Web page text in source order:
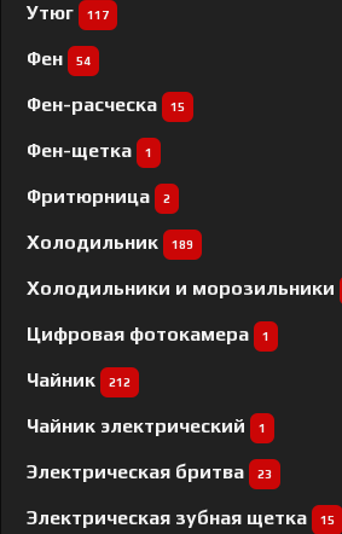
Утюг 117
Фен 54
Фен-расческа 15
Фен-щетка 1
Фритюрница 2
Холодильник 189
Холодильники и морозильники
Цифровая фотокамера 1
Чайник 212
Чайник электрический 1
Электрическая бритва 23
Электрическая зубная щетка 15